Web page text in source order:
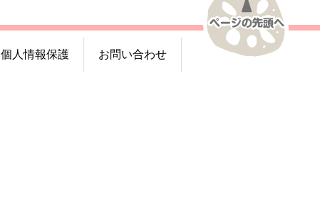
個人情報保護 お問い合わせ